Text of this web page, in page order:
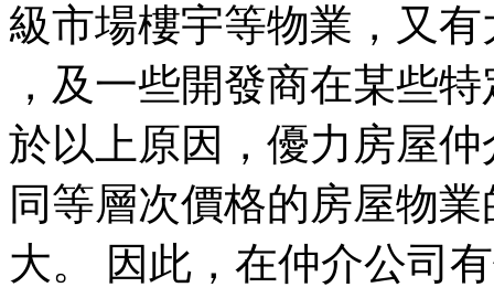
級市場樓宇等物業，又
，及一些開發商在某些
於以上原因，優力房屋
同等層次價格的房屋物
大。 因此，在仲介公司